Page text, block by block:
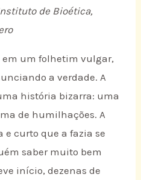
de Bioética,
em um folhetim vulgar,
a verdade. A
história bizarra: uma
de humilhações. A
e curto que a fazia se
saber muito bem
início, dezenas de